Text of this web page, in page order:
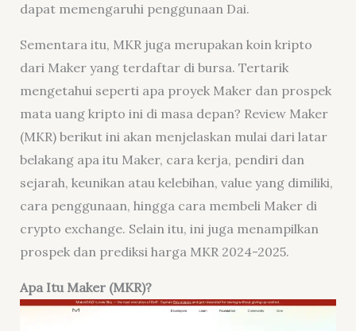
dapat memengaruhi penggunaan Dai.
Sementara itu, MKR juga merupakan koin kripto
dari Maker yang terdaftar di bursa. Tertarik
mengetahui seperti apa proyek Maker dan prospek
mata uang kripto ini di masa depan? Review Maker
(MKR) berikut ini akan menjelaskan mulai dari latar
belakang apa itu Maker, cara kerja, pendiri dan
sejarah, keunikan atau kelebihan, value yang dimiliki,
cara penggunaan, hingga cara membeli Maker di
crypto exchange. Selain itu, ini juga menampilkan
prospek dan prediksi harga MKR 2024-2025.
Apa Itu Maker(MKR)?